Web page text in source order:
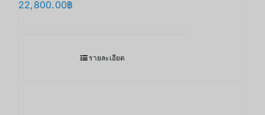
22,800.00฿
รายละเอียด